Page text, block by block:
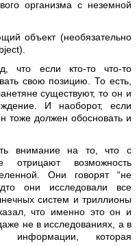
организма с неземной
объект (необязательно
что если кто-то что-то
свою позицию. То есть,
существуют, то он и
И наоборот, если
тоже должен обосновать и
внимание на то, что с
отрицают возможность
Они говорят “не
они исследовали все
систем и триллионы
что именно это он и
не в исследованиях, а в
информации, которая